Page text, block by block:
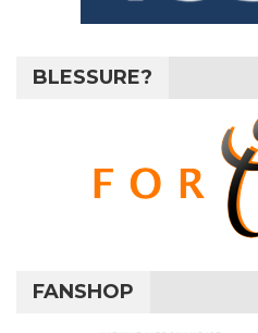
BLESSURE?
FANSHOP